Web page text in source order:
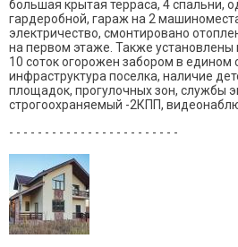
большая крытая терраса, 4 спальни,
гардеробной, гараж на 2
электричество, смонтировано
на первом этаже. Также установлены
10 соток огорожен забором в едином
инфраструктура поселка, наличие
площадок, прогулочных зон, службы
строгоохраняемый -2КПП,
- - - - - - - - - - - - - - - - - - - - - - - -